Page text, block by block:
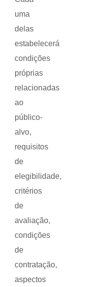
uma
delas
estabelecerá
condições
próprias
relacionadas
ao
público-
alvo,
requisitos
de
elegibilidade,
critérios
de
avaliação,
condições
de
contratação,
aspectos